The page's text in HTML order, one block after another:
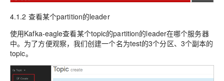
4.1.2 查看某个partition的leader
使用Kafka-eagle查看某个topic的partition的leader在哪个服务器
中。为了方便观察，我们创建一个名为test的3个分区、3个副本的
topic。